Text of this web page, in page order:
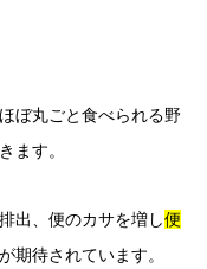
ぼ丸ごと食べられる野
ます。
出、便のカサを増し便
期待されています。